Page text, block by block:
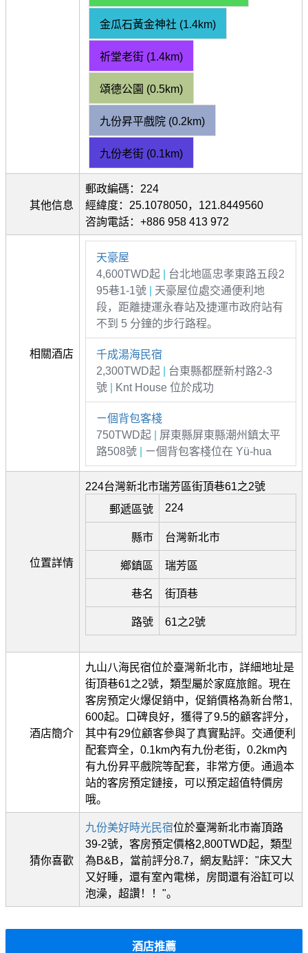
金瓜石黃金神社 (1.4km)
祈堂老街 (1.4km)
頌德公園 (0.5km)
九份昇平戲院 (0.2km)
九份老街 (0.1km)
其他信息
郵政編碼：224
經緯度：25.1078050，121.8449560
咨詢電話：+886 958 413 972
相關酒店
天豪屋
4,600TWD起
台北地區忠孝東路五段2
95巷1-1號
天豪屋位處交通便利地
段，距離捷運永春站及捷運市政府站有
不到 5 分鐘的步行路程。
千成湯海民宿
2,300TWD起
台東縣都歷新村路2-3
號
Knt House 位於成功
ㄧ個背包客棧
750TWD起
屏東縣屏東縣潮州鎮太平
路508號
ㄧ個背包客棧位在 Yü-hua
位置詳情
224台灣新北市瑞芳區街頂巷61之2號
郵遞區號
224
縣市 台灣新北市
鄉鎮區 瑞芳區
巷名 街頂巷
路號 61之2號
酒店簡介
九山八海民宿位於臺灣新北市，詳細地址是
街頂巷61之2號，類型屬於家庭旅館。現在
客房預定火爆促銷中，促銷價格為新台幣1,
600起。口碑良好，獲得了9.5的顧客評分，
其中有29位顧客參與了真實點評。交通便利
配套齊全，0.1km內有九份老街，0.2km內
有九份昇平戲院等配套，非常方便。通過本
站的客房預定鏈接，可以預定超值特價房
哦。
猜你喜歡
九份美好時光民宿位於臺灣新北市崙頂路
39-2號，客房預定價格2,800TWD起，類型
為B&B，當前評分8.7，網友點評："床又大
又好睡，還有室內電梯，房間還有浴缸可以
泡澡，超讚！！"。
酒店推薦